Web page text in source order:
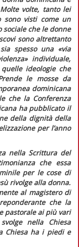
volte, tanto lei
visti come un
sociale che le donne
sono altrettanto
spesso una «via
individuale,
ideologie che
le mosse da
dominicana
che la Conferenza
ha pubblicato il
della dignità della
per l’anno
nella Scrittura del
che essa
per le cose di
rivolge alla donna.
al magistero di
che la
pastorale ai più vari
nella Chiesa
Chiesa ha i piedi e